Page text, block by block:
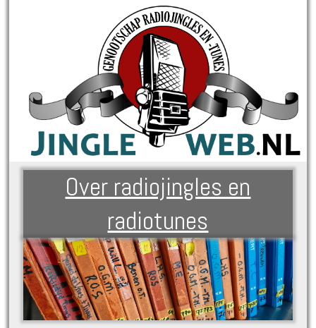
Over radiojingles en
radiotunes